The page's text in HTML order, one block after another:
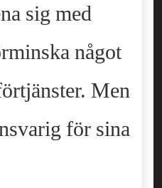
sig med
något
Men
för sina